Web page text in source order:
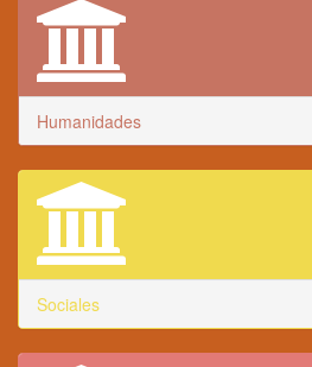
Humanidades
Sociales